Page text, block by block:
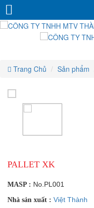
Pallet
XK
Pallet
XK
Pallet
XK
Pallet
XK
Pallet
Pallet
Trang Chủ Sản phẩm
PALLET XK
MASP : No.PL001
Nhà sản xuất : Việt Thành